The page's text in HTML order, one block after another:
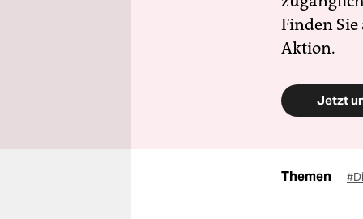
Finden
Aktion.
Jetzt
Themen